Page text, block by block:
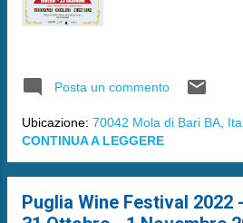
Posta un commento
Ubicazione: 70042 Mola di Bari BA,
CONTINUA A LEGGERE
Puglia Wine Festival 2022